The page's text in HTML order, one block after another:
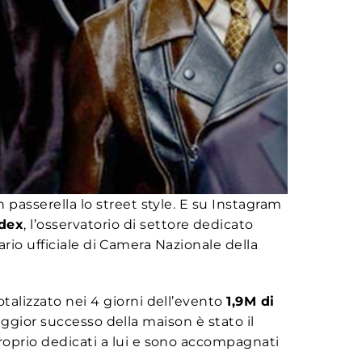
passerella lo street style. E su Instagram
, l’osservatorio di settore dedicato
ufficiale di Camera Nazionale della
nei 4 giorni dell’evento1,9M di
successo della maison è stato il
dedicati a lui e sono accompagnati